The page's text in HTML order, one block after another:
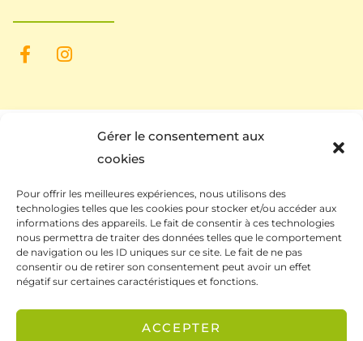
Gérer le consentement aux
cookies
Pour offrir les meilleures expériences, nous utilisons des
technologies telles que les cookies pour stocker et/ou accéder aux
informations des appareils. Le fait de consentir à ces technologies
nous permettra de traiter des données telles que le comportement
de navigation ou les ID uniques sur ce site. Le fait de ne pas
consentir ou de retirer son consentement peut avoir un effet
négatif sur certaines caractéristiques et fonctions.
ACCEPTER
Ce site a été financé à l’aide du FEDER (REACT-UE)
dans le cadre de la réponse de l’Union européenne